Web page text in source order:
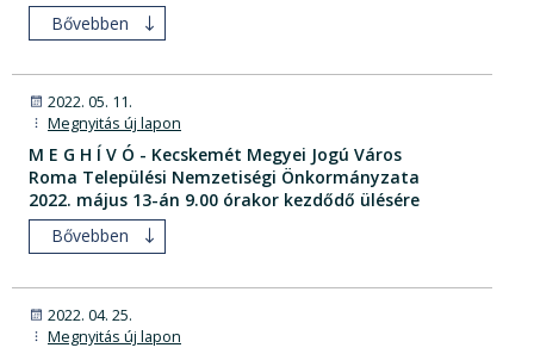
Bővebben
2022. 05. 11.
Megnyitás új lapon
M E G H Í V Ó - Kecskemét Megyei Jogú Város
Roma Települési Nemzetiségi Önkormányzata
2022. május 13-án 9.00 órakor kezdődő ülésére
Bővebben
2022. 04. 25.
Megnyitás új lapon